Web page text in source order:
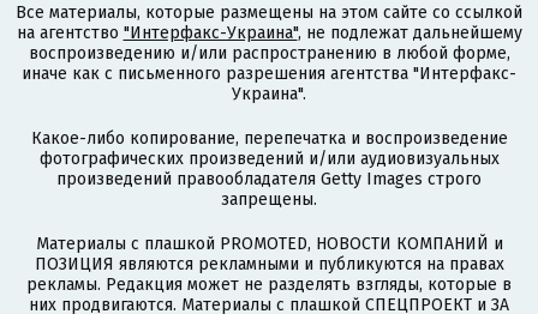
Все материалы, которые размещены на этом сайте со ссылкой
на агентство "Интерфакс-Украина", не подлежат дальнейшему
воспроизведению и/или распространению в любой форме,
иначе как с письменного разрешения агентства "Интерфакс-
Украина".
Какое-либо копирование, перепечатка и воспроизведение
фотографических произведений и/или аудиовизуальных
произведений правообладателя Getty Images строго
запрещены.
Материалы с плашкой PROMOTED, НОВОСТИ КОМПАНИЙ и
ПОЗИЦИЯ являются рекламными и публикуются на правах
рекламы. Редакция может не разделять взгляды, которые в
них продвигаются. Материалы с плашкой СПЕЦПРОЕКТ и ЗА